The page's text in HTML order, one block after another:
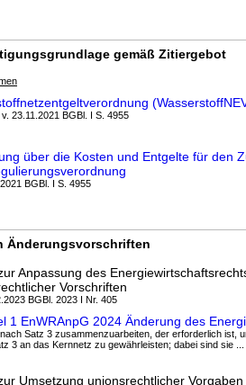
gemäß Zitiergebot
23.11.2021 BGBl. I S. 4955
über die Kosten und Entgelte für den
BGBl. I S. 4955
Änderungsvorschriften
Anpassung des
Vorschriften
BGBl. 2023 I Nr. 405
1 EnWRAnpG 2024 Änderung des
nach Satz 3 zusammenzuarbeiten, der erforderlich ist,
3 an das Kernnetz zu gewährleisten; dabei sind sie ...
Umsetzung unionsrechtlicher